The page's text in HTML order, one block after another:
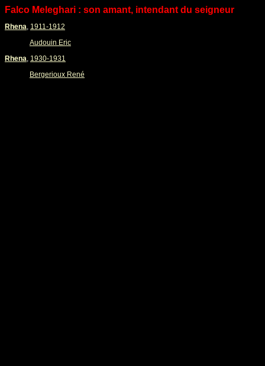
Falco Meleghari : son amant, intendant du seigneur
Rhena, 1911-1912
Audouin Eric
Rhena, 1930-1931
Bergerioux René